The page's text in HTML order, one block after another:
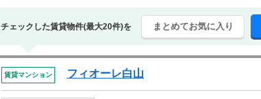
チェックした賃貸物件(最大20件)を まとめてお気に入り
賃貸マンション フィオーレ白山